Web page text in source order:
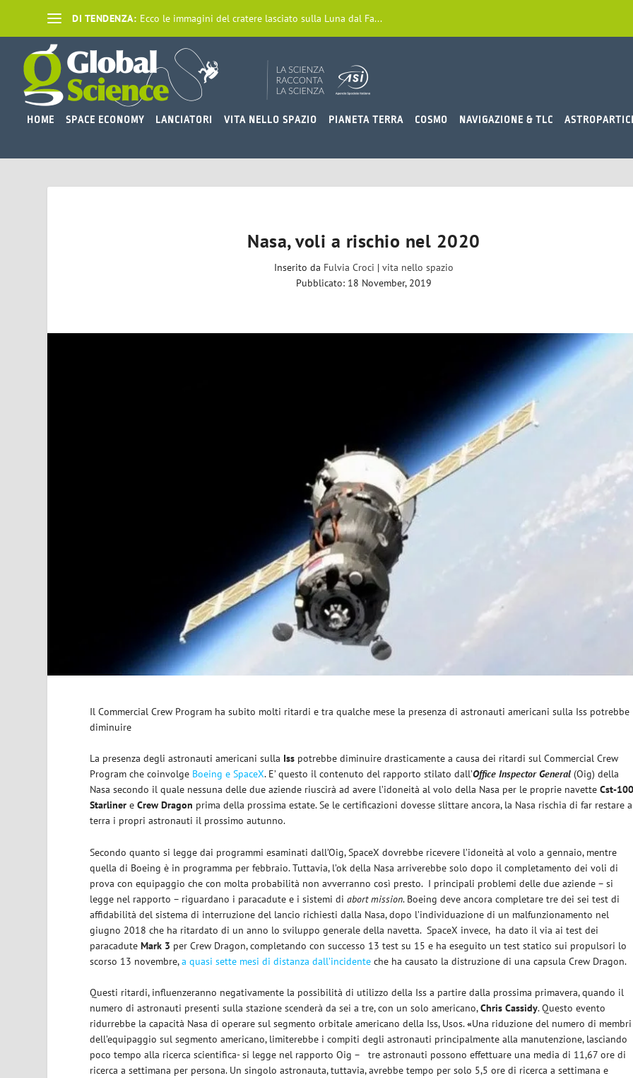
DI TENDENZA: Ecco le immagini del cratere lasciato sulla Luna dal Fa...
HOME SPACE ECONOMY LANCIATORI VITA NELLO SPAZIO PIANETA TERRA COSMO NAVIGAZIONE & TLC
Nasa, voli a rischio nel 2020
Inserito da Fulvia Croci | vita nello spazio
Pubblicato: 18 November, 2019
Il Commercial Crew Program ha subito molti ritardi e tra qualche mese la presenza di astronauti americani sulla Iss potrebbe
diminuire
La presenza degli astronauti americani sulla Iss potrebbe diminuire drasticamente a causa dei ritardi sul Commercial Crew
Program che coinvolge Boeing e SpaceX. E’ questo il contenuto del rapporto stilato dall’Office Inspector General (Oig) della
Nasa secondo il quale nessuna delle due aziende riuscirà ad avere l’idoneità al volo della Nasa per le proprie navetteCst-
Starliner eCrew Dragon prima della prossima estate. Se le certificazioni dovesse slittare ancora, la Nasa rischia di far restare a
terra i propri astronauti il prossimo autunno.
Secondo quanto si legge dai programmi esaminati dall’Oig, SpaceX dovrebbe ricevere l’idoneità al volo a gennaio, mentre
quella di Boeing è in programma per febbraio. Tuttavia, l’ok della Nasa arriverebbe solo dopo il completamento dei voli di
prova con equipaggio che con molta probabilità non avverranno così presto. I principali problemi delle due aziende – si
legge nel rapporto – riguardano i paracadute e i sistemi diabort mission. Boeing deve ancora completare tre dei sei test di
affidabilità del sistema di interruzione del lancio richiesti dalla Nasa, dopo l’individuazione di un malfunzionamento nel
giugno 2018 che ha ritardato di un anno lo sviluppo generale della navetta. SpaceX invece, ha dato il via ai test dei
paracaduteMark 3 per Crew Dragon, completando con successo 13 test su 15 e ha eseguito un test statico sui propulsori lo
scorso 13 novembre,a quasi sette mesi di distanza dall’incidente che ha causato la distruzione di una capsula Crew Dragon.
Questi ritardi, influenzeranno negativamente la possibilità di utilizzo della Iss a partire dalla prossima primavera, quando il
numero di astronauti presenti sulla stazione scenderà da sei a tre, con un solo americano,Chris Cassidy. Questo evento
ridurrebbe la capacità Nasa di operare sul segmento orbitale americano della Iss, Usos.«Una riduzione del numero di membri
dell’equipaggio sul segmento americano, limiterebbe i compiti degli astronauti principalmente alla manutenzione, lasciando
poco tempo alla ricerca scientifica- si legge nel rapporto Oig – tre astronauti possono effettuare una media di 11,67 ore di
ricerca a settimana per persona. Un singolo astronauta, tuttavia, avrebbe tempo per solo 5,5 ore di ricerca a settimana e